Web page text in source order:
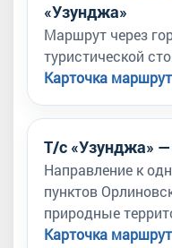
«Узунджа»
Маршрут через
туристической
Карточка
Т/с «Узунджа»
Направление к
пунктов
природные
Карточка